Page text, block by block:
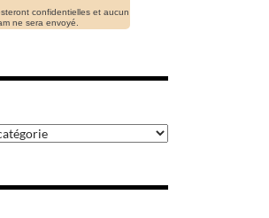
confidentielles et aucun
ne sera envoyé.